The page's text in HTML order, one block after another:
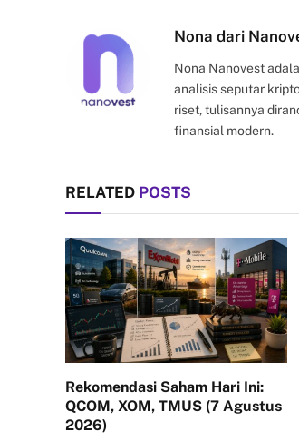
Nona dari
Nona Nanovest
analisis seputar
riset, tulisannya
finansial modern.
RELATED POSTS
Rekomendasi Saham Hari Ini:
QCOM, XOM, TMUS (7 Agustus
2026)